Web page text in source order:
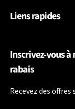
Liens rapides
Inscrivez-vous
rabais
Recevez des offres